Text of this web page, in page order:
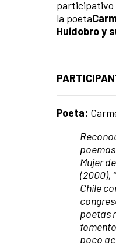
participativo
la poeta
Huidobro y
Poeta:
Mujer
(2000),
Chile
poetas
poco